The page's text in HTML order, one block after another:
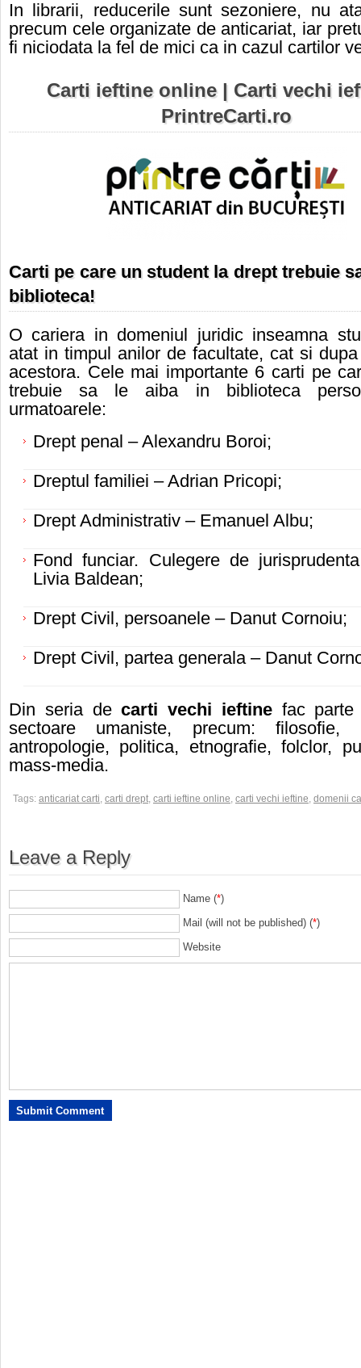
In librarii, reducerile sunt sezoniere, nu
precum cele organizate de anticariat, iar
fi niciodata la fel de mici ca in cazul cartilor
Carti ieftine online | Carti vechi
PrintreCarti.ro
Carti pe care un student la drept trebuie
biblioteca!
O cariera in domeniul juridic inseamna
atat in timpul anilor de facultate, cat si
acestora. Cele mai importante 6 carti pe
trebuie sa le aiba in biblioteca
urmatoarele:
Drept penal – Alexandru Boroi;
Dreptul familiei – Adrian Pricopi;
Drept Administrativ – Emanuel Albu;
Fond funciar. Culegere de
Livia Baldean;
Drept Civil, persoanele – Danut Cornoiu;
Drept Civil, partea generala – Danut
Din seria decarti vechi ieftinefac parte
sectoare umaniste, precum: filosofie,
antropologie, politica, etnografie, folclor,
mass-media.
Tags: anticariat carti, carti drept, carti ieftine online, carti vechi ieftine, domenii
Leave a Reply
Name (*)
Mail (will not be published) (*)
Website